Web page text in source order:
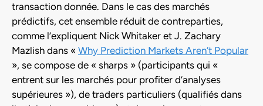
transaction donnée. Dans le cas des marchés
prédictifs, cet ensemble réduit de contreparties,
comme l’expliquent Nick Whitaker et J. Zachary
Mazlish dans « Why Prediction Markets Aren’t Popular
», se compose de « sharps » (participants qui «
entrent sur les marchés pour profiter d’analyses
supérieures »), de traders particuliers (qualifiés dans